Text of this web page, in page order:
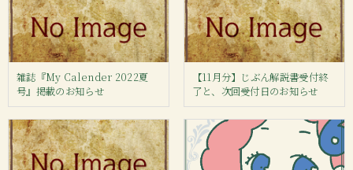
雑誌『My Calender 2022夏
号』掲載のお知らせ
【11月分】じぶん解説書受付終
了と、次回受付日のお知らせ